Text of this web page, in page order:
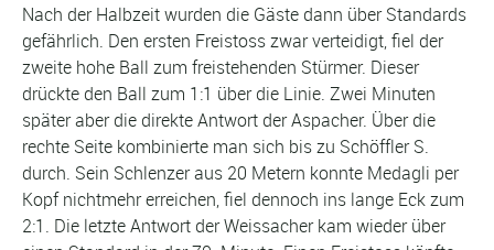
Nach der Halbzeit wurden die Gäste dann über Standards
gefährlich. Den ersten Freistoss zwar verteidigt, fiel der
zweite hohe Ball zum freistehenden Stürmer. Dieser
drückte den Ball zum 1:1 über die Linie. Zwei Minuten
später aber die direkte Antwort der Aspacher. Über die
rechte Seite kombinierte man sich bis zu Schöffler S.
durch. Sein Schlenzer aus 20 Metern konnte Medagli per
Kopf nichtmehr erreichen, fiel dennoch ins lange Eck zum
2:1. Die letzte Antwort der Weissacher kam wieder über